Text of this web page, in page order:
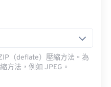
（deflate）壓縮方法。為
方法，例如 JPEG。